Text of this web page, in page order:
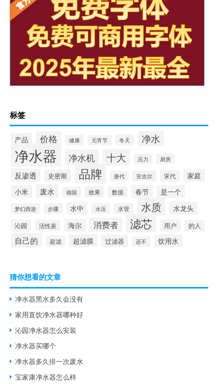
标签
产品 价格 健康 元宵节 冬天 净水
净水器 净水机 十大 压力 厨房
反渗透 史密斯 品牌 唐代 安吉尔 宋代
家庭
小米
废水 德国 效果 数据 春节 是一个
梦幻西游 步骤 水中 水压 水管 水质 水龙头
沁园 活性炭 海尔 消费者 滤芯 用户 的人
自己的 超滤 超滤膜 过滤器 还不 饮用水
猜你想看的文章
净水器黑水多久会没有
家用直饮净水器哪种好
沁园净水器怎么安装
净水器买哪个
净水器多久排一次废水
宝家康净水器怎么样